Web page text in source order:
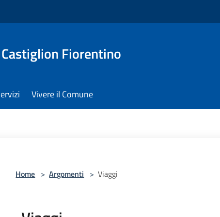
Fiorentino
Vivere il Comune
Home > Argomenti > Viaggi